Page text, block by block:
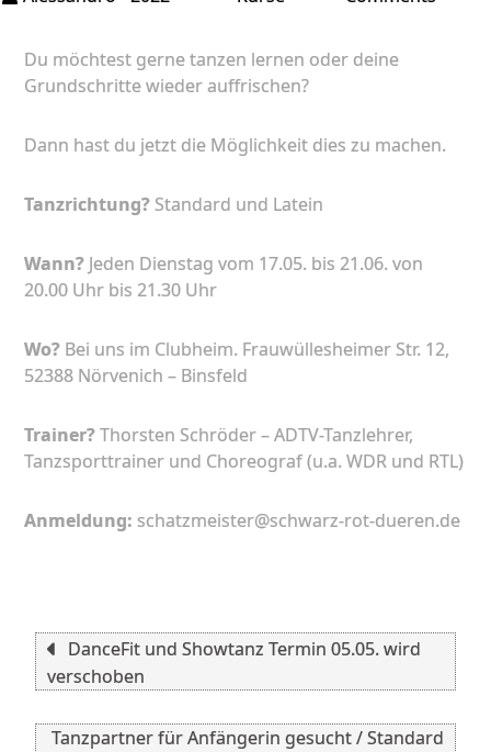
Du möchtest gerne tanzen lernen oder deine
Grundschritte wieder auffrischen?
Dann hast du jetzt die Möglichkeit dies zu machen.
Tanzrichtung?Standard und Latein
Wann? Jeden Dienstag vom 17.05. bis 21.06. von
20.00 Uhr bis 21.30 Uhr
Wo? Bei uns im Clubheim. Frauwüllesheimer Str. 12,
52388 Nörvenich – Binsfeld
Trainer?Thorsten Schröder – ADTV-Tanzlehrer,
Tanzsporttrainer und Choreograf (u.a. WDR und RTL)
Anmeldung: schatzmeister@schwarz-rot-dueren.de
DanceFit und Showtanz Termin 05.05. wird
verschoben
Tanzpartner für Anfängerin gesucht / Standard